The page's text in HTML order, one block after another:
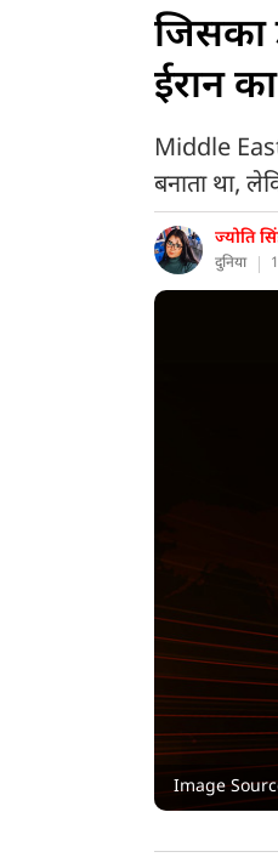
जिसका
ईरान
Middle
बनाता था,
ज्योति
दुनिया
Image